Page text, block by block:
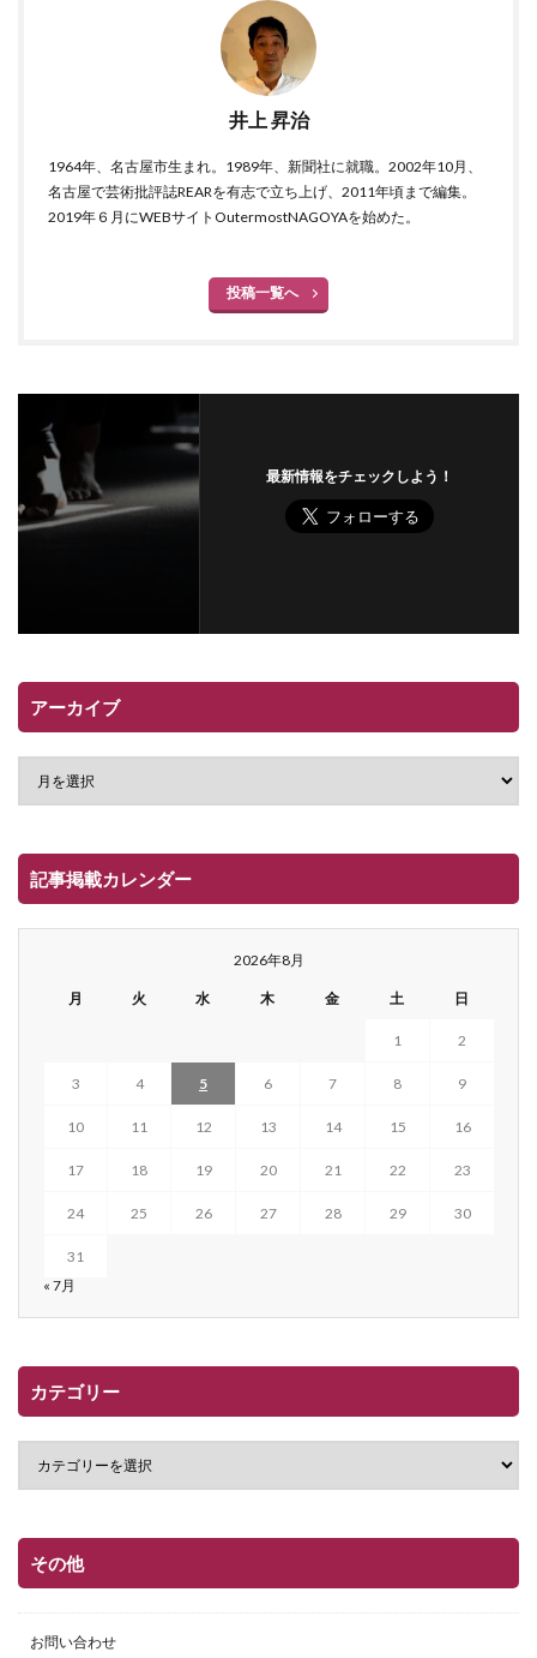
井上 昇治
1964年、名古屋市生まれ。1989年、新聞社に就職。2002年10月、
名古屋で芸術批評誌REARを有志で立ち上げ、2011年頃まで編集。
2019年６月にWEBサイトOutermostNAGOYAを始めた。
投稿一覧へ
最新情報をチェックしよう！
アーカイブ
記事掲載カレンダー
2026年8月
月 火 水 木 金 土 日
1 2
3 4 5 6 7 8 9
10 11 12 13 14 15 16
17 18 19 20 21 22 23
24 25 26 27 28 29 30
31
« 7月
カテゴリー
その他
お問い合わせ